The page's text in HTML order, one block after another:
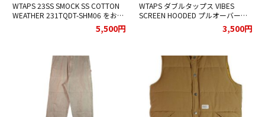
WTAPS 23SS SMOCK SS COTTON
WEATHER 231TQDT-SHM06 をお買
取りさせていただきました。5,500円
WTAPS ダブルタップス VIBES
SCREEN HOODED プルオーバーパ
ーカー をお買取りさせていただき
3,500円